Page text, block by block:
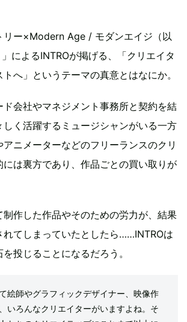
リー×Modern Age / モダンエイジ（以
によるINTROが掲げる、「クリエイタ
へ」というテーマの真意とはなにか。
ド会社やマネジメント事務所と契約を結
しく活躍するミュージシャンがいる一方
ニメーターなどのフリーランスのクリ
には裏方であり、作品ごとの買い取りが
作した作品やそのための労力が、結果
れてしまっていたとしたら……INTROは
投じることになるだろう。
絵師やグラフィックデザイナー、映像作
いろんなクリエイターがいますよね。そ